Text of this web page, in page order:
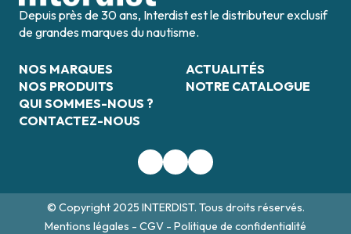
Depuis près de 30 ans, Interdist est le distributeur exclusif
de grandes marques du nautisme.
NOS MARQUES
NOS PRODUITS
QUI SOMMES-NOUS ?
CONTACTEZ-NOUS
ACTUALITÉS
NOTRE CATALOGUE
© Copyright 2025 INTERDIST. Tous droits réservés.
Mentions légales - CGV - Politique de confidentialité